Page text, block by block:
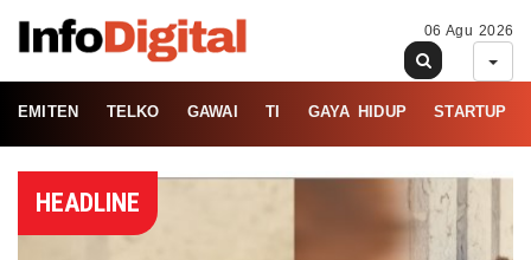
06 Agu 2026
EMITEN TELKO GAWAI TI GAYA HIDUP STARTUP
HEADLINE